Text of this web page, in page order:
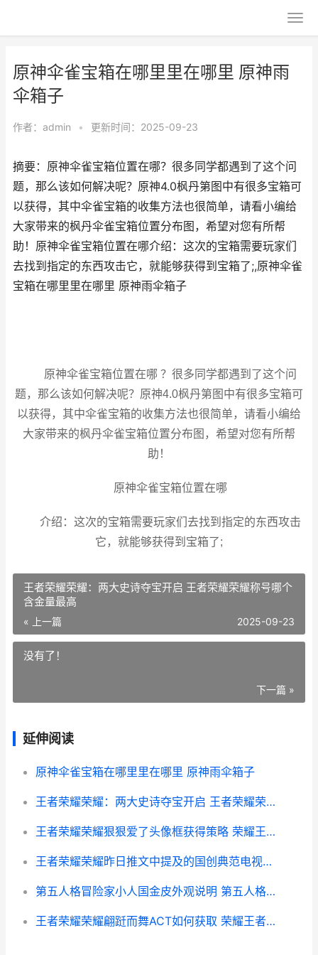
原神伞雀宝箱在哪里里在哪里 原神雨
伞箱子
作者： admin • 更新时间：2025-09-23
摘要：原神伞雀宝箱位置在哪？很多同学都遇到了这个问
题，那么该如何解决呢？原神4.0枫丹第图中有很多宝箱可
以获得，其中伞雀宝箱的收集方法也很简单，请看小编给
大家带来的枫丹伞雀宝箱位置分布图，希望对您有所帮
助！原神伞雀宝箱位置在哪介绍：这次的宝箱需要玩家们
去找到指定的东西攻击它，就能够获得到宝箱了;,原神伞雀
宝箱在哪里里在哪里 原神雨伞箱子
原神伞雀宝箱位置在哪 ？很多同学都遇到了这个问
题，那么该如何解决呢？原神4.0枫丹第图中有很多宝箱可
以获得，其中伞雀宝箱的收集方法也很简单，请看小编给
大家带来的枫丹伞雀宝箱位置分布图，希望对您有所帮
助！
原神伞雀宝箱位置在哪
介绍：这次的宝箱需要玩家们去找到指定的东西攻击
它，就能够获得到宝箱了;
王者荣耀荣耀：两大史诗夺宝开启 王者荣耀荣耀称号哪个
含金量最高
« 上一篇 2025-09-23
没有了！
下一篇 »
延伸阅读
原神伞雀宝箱在哪里里在哪里 原神雨伞箱子
王者荣耀荣耀：两大史诗夺宝开启 王者荣耀荣耀称号哪个含金量最高
王者荣耀荣耀狠狠爱了头像框获得策略 荣耀王者牛吗
王者荣耀荣耀昨日推文中提及的国创典范电视剧的名字是啥子呢 荣耀王者2021
第五人格冒险家小人国金皮外观说明 第五人格冒险家叫什么
王者荣耀荣耀翩跹而舞ACT如何获取 荣耀王者舞姿的模样